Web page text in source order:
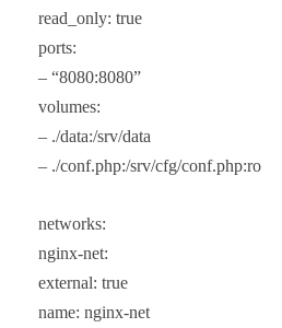
read_only: true
ports:
– “8080:8080”
volumes:
– ./data:/srv/data
– ./conf.php:/srv/cfg/conf.php:ro
networks:
nginx-net:
external: true
name: nginx-net